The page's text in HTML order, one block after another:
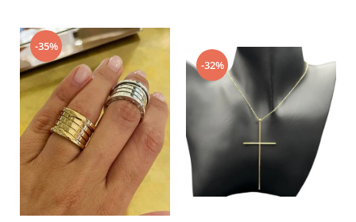
-35%
-32%